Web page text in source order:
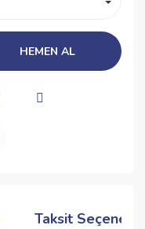
HEMEN AL
Taksit